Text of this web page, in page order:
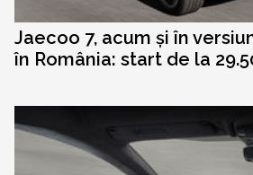
Jaecoo 7, acum și în
în România: start de la